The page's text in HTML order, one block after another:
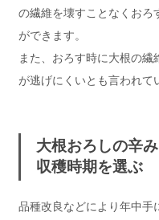
の繊維を壊すことなくおろ
ができます。
また、おろす時に大根の
が逃げにくいとも言われて
大根おろしの辛
収穫時期を選ぶ
品種改良などにより年中